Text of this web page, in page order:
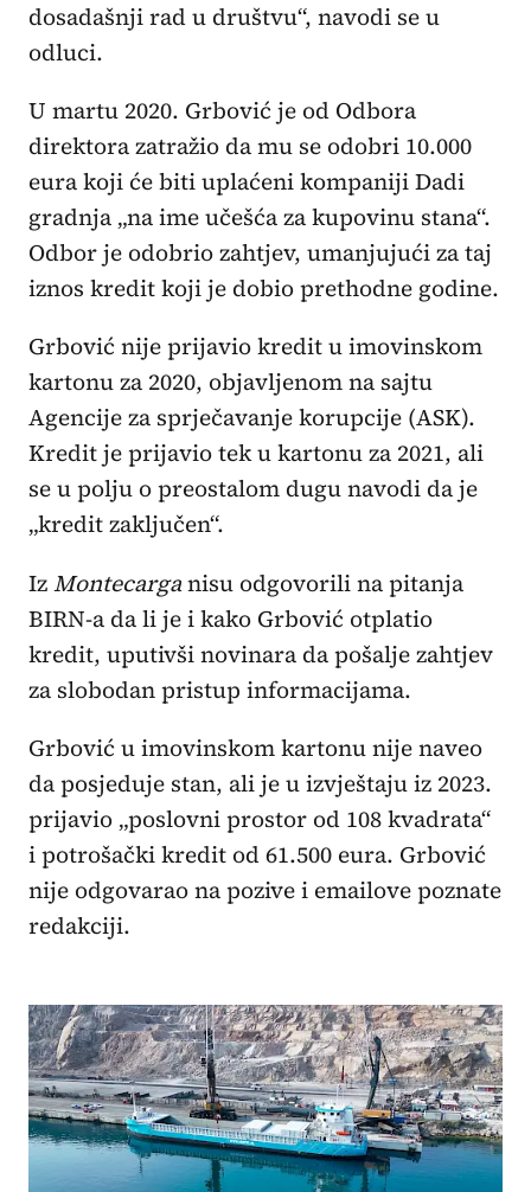
dosadašnji rad u društvu“, navodi se u
odluci.
U martu 2020. Grbović je od Odbora
direktora zatražio da mu se odobri 10.000
eura koji će biti uplaćeni kompaniji Dadi
gradnja „na ime učešća za kupovinu stana“.
Odbor je odobrio zahtjev, umanjujući za taj
iznos kredit koji je dobio prethodne godine.
Grbović nije prijavio kredit u imovinskom
kartonu za 2020, objavljenom na sajtu
Agencije za sprječavanje korupcije (ASK).
Kredit je prijavio tek u kartonu za 2021, ali
se u polju o preostalom dugu navodi da je
„kredit zaključen“.
IzMontecarganisu odgovorili na pitanja
BIRN-a da li je i kako Grbović otplatio
kredit, uputivši novinara da pošalje zahtjev
za slobodan pristup informacijama.
Grbović u imovinskom kartonu nije naveo
da posjeduje stan, ali je u izvještaju iz 2023.
prijavio „poslovni prostor od 108 kvadrata“
i potrošački kredit od 61.500 eura. Grbović
nije odgovarao na pozive i emailove poznate
redakciji.